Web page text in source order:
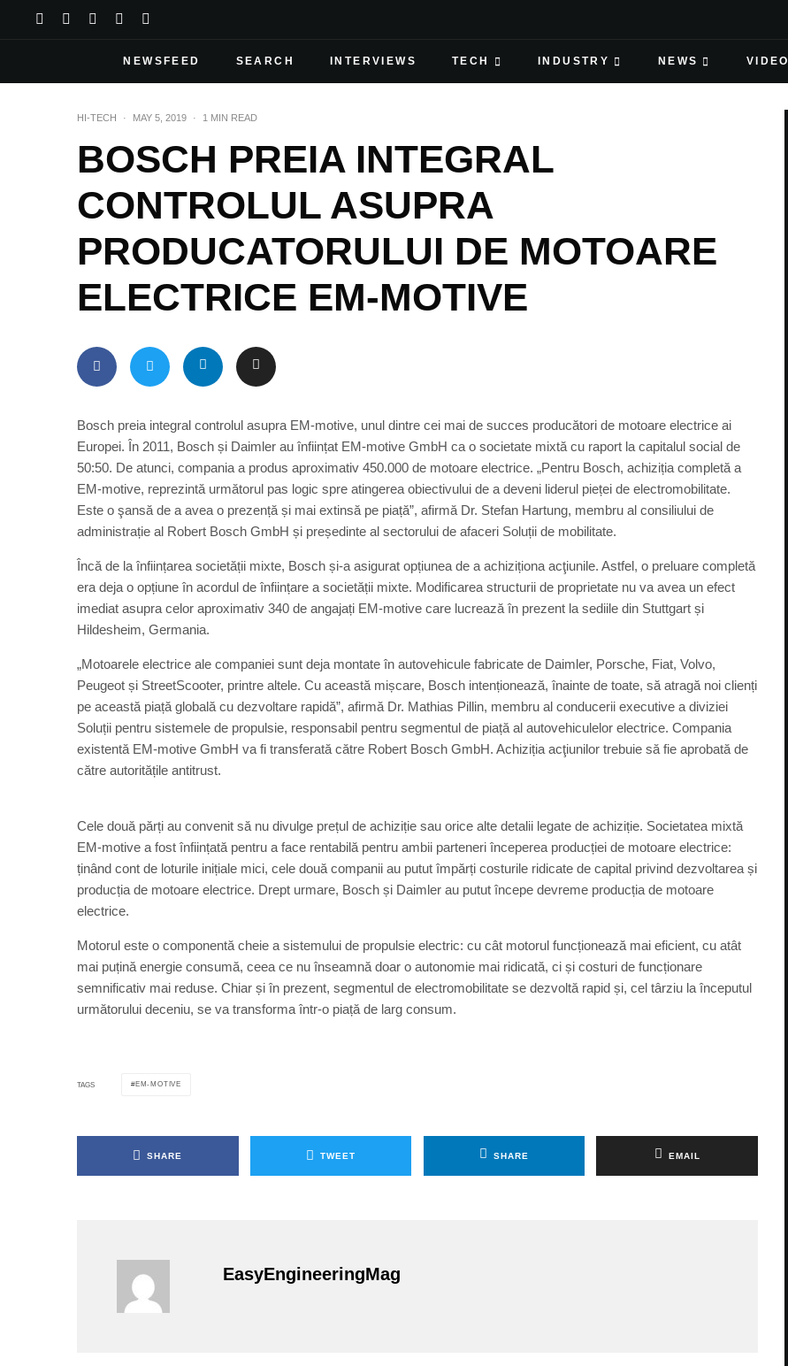
NEWSFEED SEARCH INTERVIEWS TECH INDUSTRY NEWS VIDEO
HI-TECH · MAY 5, 2019 · 1 MIN READ
BOSCH PREIA INTEGRAL
CONTROLUL ASUPRA
PRODUCATORULUI DE MOTOARE
ELECTRICE EM-MOTIVE
Bosch preia integral controlul asupra EM-motive, unul dintre cei mai de succes producători de motoare electrice ai
Europei. În 2011, Bosch și Daimler au înființat EM-motive GmbH ca o societate mixtă cu raport la capitalul social de
50:50. De atunci, compania a produs aproximativ 450.000 de motoare electrice. „Pentru Bosch, achiziția completă a
EM-motive, reprezintă următorul pas logic spre atingerea obiectivului de a deveni liderul pieței de electromobilitate.
Este o şansă de a avea o prezență și mai extinsă pe piață”, afirmă Dr. Stefan Hartung, membru al consiliului de
administrație al Robert Bosch GmbH și președinte al sectorului de afaceri Soluții de mobilitate.
Încă de la înființarea societății mixte, Bosch și-a asigurat opțiunea de a achiziționa acţiunile. Astfel, o preluare completă
era deja o opțiune în acordul de înființare a societății mixte. Modificarea structurii de proprietate nu va avea un efect
imediat asupra celor aproximativ 340 de angajați EM-motive care lucrează în prezent la sediile din Stuttgart și
Hildesheim, Germania.
„Motoarele electrice ale companiei sunt deja montate în autovehicule fabricate de Daimler, Porsche, Fiat, Volvo,
Peugeot și StreetScooter, printre altele. Cu această mișcare, Bosch intenționează, înainte de toate, să atragă noi clienți
pe această piață globală cu dezvoltare rapidă”, afirmă Dr. Mathias Pillin, membru al conducerii executive a diviziei
Soluții pentru sistemele de propulsie, responsabil pentru segmentul de piață al autovehiculelor electrice. Compania
existentă EM-motive GmbH va fi transferată către Robert Bosch GmbH. Achiziția acţiunilor trebuie să fie aprobată de
către autoritățile antitrust.
Cele două părți au convenit să nu divulge prețul de achiziție sau orice alte detalii legate de achiziție. Societatea mixtă
EM-motive a fost înființată pentru a face rentabilă pentru ambii parteneri începerea producției de motoare electrice:
ținând cont de loturile inițiale mici, cele două companii au putut împărți costurile ridicate de capital privind dezvoltarea și
producția de motoare electrice. Drept urmare, Bosch și Daimler au putut începe devreme producția de motoare
electrice.
Motorul este o componentă cheie a sistemului de propulsie electric: cu cât motorul funcționează mai eficient, cu atât
mai puțină energie consumă, ceea ce nu înseamnă doar o autonomie mai ridicată, ci și costuri de funcționare
semnificativ mai reduse. Chiar și în prezent, segmentul de electromobilitate se dezvoltă rapid și, cel târziu la începutul
următorului deceniu, se va transforma într-o piață de larg consum.
TAGS EM-MOTIVE
SHARE TWEET SHARE EMAIL
EasyEngineeringMag